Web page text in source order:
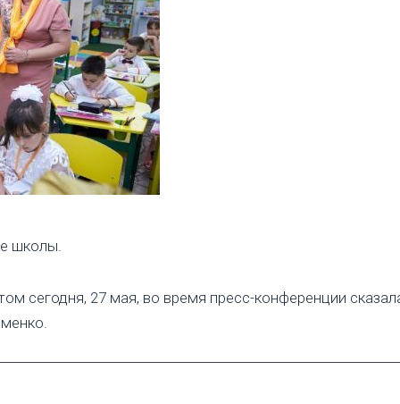
школы.
сегодня, 27 мая, во время пресс-конференции